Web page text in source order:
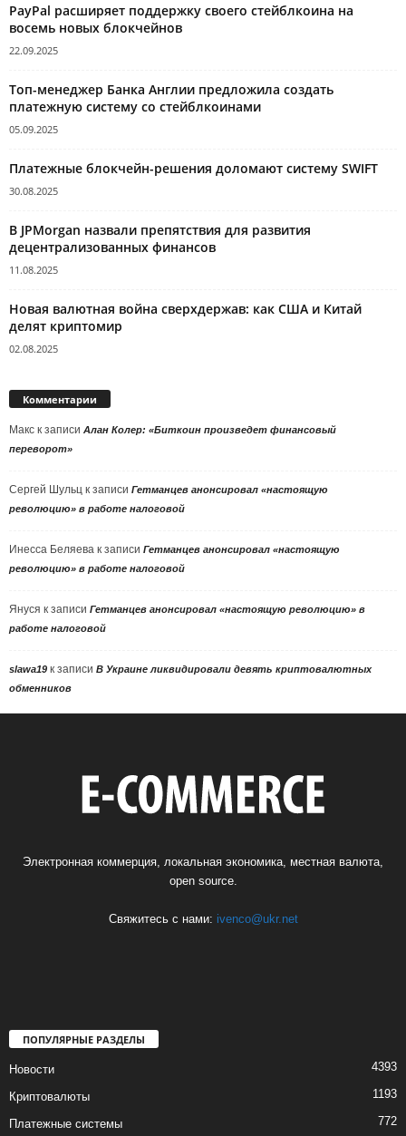
PayPal расширяет поддержку своего стейблкоина на
восемь новых блокчейнов
22.09.2025
Топ-менеджер Банка Англии предложила создать
платежную систему со стейблкоинами
05.09.2025
Платежные блокчейн-решения доломают систему SWIFT
30.08.2025
В JPMorgan назвали препятствия для развития
децентрализованных финансов
11.08.2025
Новая валютная война сверхдержав: как США и Китай
делят криптомир
02.08.2025
Комментарии
Макс к записи Алан Колер: «Биткоин произведет финансовый
переворот»
Сергей Шульц к записи Гетманцев анонсировал «настоящую
революцию» в работе налоговой
Инесса Беляева к записи Гетманцев анонсировал «настоящую
революцию» в работе налоговой
Януся к записи Гетманцев анонсировал «настоящую революцию» в
работе налоговой
slawa19 к записи В Украине ликвидировали девять криптовалютных
обменников
Электронная коммерция, локальная экономика, местная валюта,
open source.
Свяжитесь с нами: ivenco@ukr.net
ПОПУЛЯРНЫЕ РАЗДЕЛЫ
Новости 4393
Криптовалюты 1193
Платежные системы 772